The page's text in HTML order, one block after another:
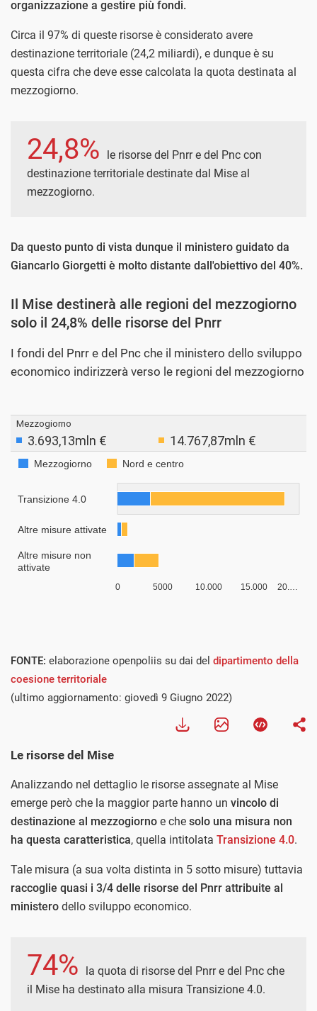
organizzazione a gestire più fondi.
Circa il 97% di queste risorse è considerato avere
destinazione territoriale (24,2 miliardi), e dunque è su
questa cifra che deve esse calcolata la quota destinata al
mezzogiorno.
24,8%
le risorse del Pnrr e del Pnc con
destinazione territoriale destinate dal Mise al
mezzogiorno.
Da questo punto di vista dunque il ministero guidato da
Giancarlo Giorgetti è molto distante dall'obiettivo del 40%.
Il Mise destinerà alle regioni del mezzogiorno
solo il 24,8% delle risorse del Pnrr
I fondi del Pnrr e del Pnc che il ministero dello sviluppo
economico indirizzerà verso le regioni del mezzogiorno
FONTE: elaborazione openpoliis su dai del dipartimento della
coesione territoriale
(ultimo aggiornamento: giovedì 9 Giugno 2022)
Le risorse del Mise
Analizzando nel dettaglio le risorse assegnate al Mise
emerge però che la maggior parte hanno un vincolo di
destinazione al mezzogiorno e che solo una misura non
ha questa caratteristica, quella intitolata Transizione 4.0.
Tale misura (a sua volta distinta in 5 sotto misure) tuttavia
raccoglie quasi i 3/4 delle risorse del Pnrr attribuite al
ministero dello sviluppo economico.
74%
la quota di risorse del Pnrr e del Pnc che
il Mise ha destinato alla misura Transizione 4.0.